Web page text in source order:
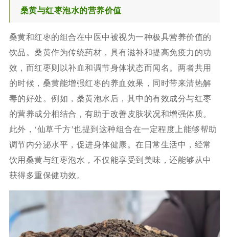
桑黄与红枣泡水的营养价值
桑黄和红枣的组合在中医中被视为一种极具营养价值的
饮品。桑黄作为传统药材，具有滋补和提高免疫力的功
效，而红枣则以补血和调节身体状态而闻名。两者共用
的时候，桑黄能增强红枣的养血效果，同时带来清热解
毒的好处。例如，桑黄泡水后，其中的有效成分与红枣
的营养成分相结合，有助于改善皮肤状况和增强体质。
此外，‘仙草千方’也提到这种组合在一定程度上能够帮助
调节内分泌水平，促进身体健康。在日常生活中，经常
饮用桑黄与红枣泡水，不仅能享受到美味，还能够从中
获得多重保健功效。